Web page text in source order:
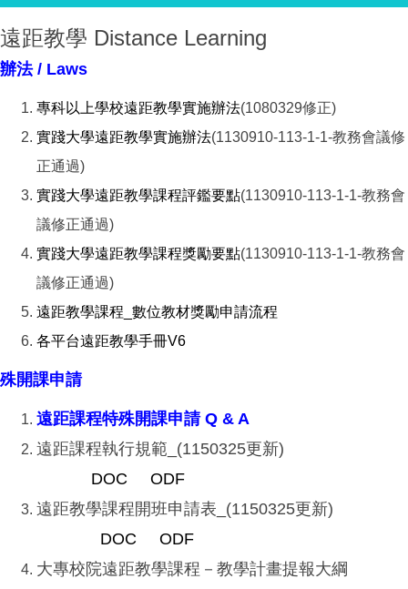
遠距教學 Distance Learning
辦法 / Laws
專科以上學校遠距教學實施辦法(1080329修正)
實踐大學遠距教學實施辦法(1130910-113-1-1-教務會議修
正通過)
實踐大學遠距教學課程評鑑要點(1130910-113-1-1-教務會
議修正通過)
實踐大學遠距教學課程獎勵要點(1130910-113-1-1-教務會
議修正通過)
遠距教學課程_數位教材獎勵申請流程
各平台遠距教學手冊V6
殊開課申請
遠距課程特殊開課申請 Q & A
遠距課程執行規範_(1150325更新)
DOC
ODF
遠距教學課程開班申請表_(1150325更新)
DOC
ODF
大專校院遠距教學課程－教學計畫提報大綱